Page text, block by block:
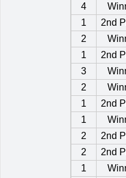
4
2nd
1
2
2nd
1
3
2
2nd
1
1
2nd
2
2nd
2
1